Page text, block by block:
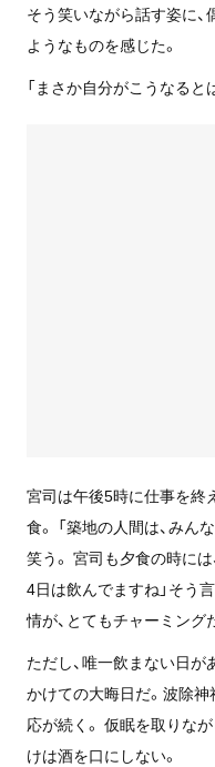
そう笑いながら話す姿に
ようなものを感じた。
「まさか自分がこうなると
宮司は午後5時に仕事を終
食。 「築地の人間は、みん
笑う。 宮司も夕食の時には
4日は飲んでますね」そう
情が、とてもチャーミング
ただし、唯一飲まない日
かけての大晦日だ。波除
応が続く。 仮眠を取りな
けは酒を口にしない。